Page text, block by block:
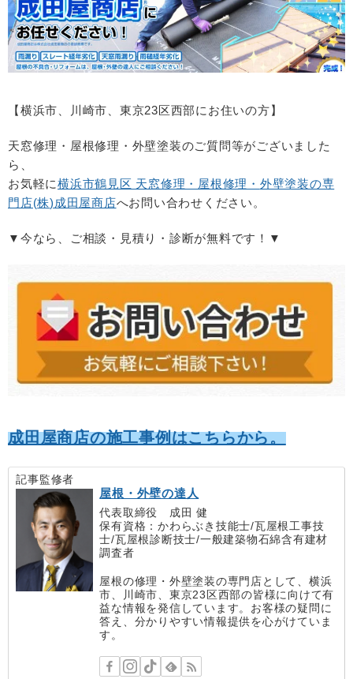
【横浜市、川崎市、東京23区西部にお住いの方】
天窓修理・屋根修理・外壁塗装のご質問等がございました
ら、
お気軽に横浜市鶴見区 天窓修理・屋根修理・ 外壁塗装の専
門店(株) 成田屋商店へお問い合わせください。
▼今なら、ご相談・見積り・診断が無料です！▼
成田屋商店の施工事例はこちらから。
記事監修者
屋根・外壁の達人
代表取締役 成田 健
保有資格：かわらぶき技能士/瓦屋根工事技
士/瓦屋根診断技士/一般建築物石綿含有建材
調査者
屋根の修理・外壁塗装の専門店として、横浜
市、川崎市、東京23区西部の皆様に向けて有
益な情報を発信しています。お客様の疑問に
答え、分かりやすい情報提供を心がけていま
す。